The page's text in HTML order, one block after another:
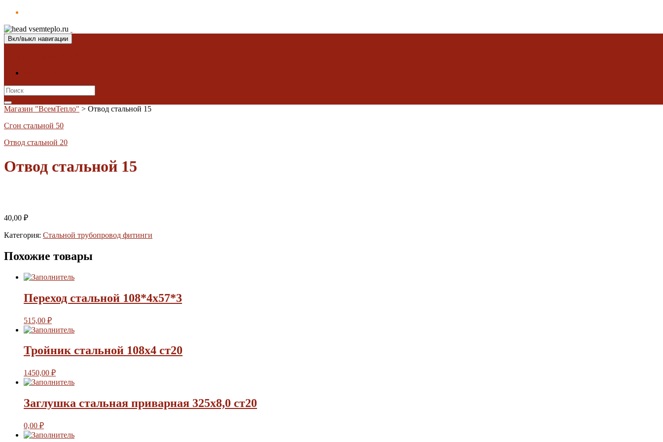
Вкл/выкл навигации
Search
for:
Магазин "ВсемТепло" > Отвод стальной 15
Сгон стальной 50
Отвод стальной 20
Отвод стальной 15
40,00 ₽
Категория: Стальной трубопровод фитинги
Похожие товары
Переход стальной 108*4х57*3
515,00 ₽
Тройник стальной 108х4 ст20
1450,00 ₽
Заглушка стальная приварная 325х8,0 ст20
0,00 ₽